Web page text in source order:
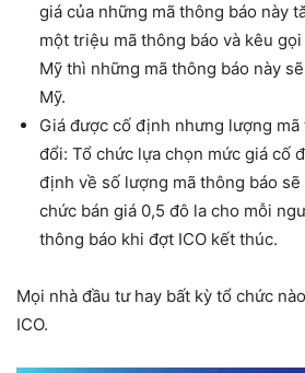
giá của những mã thông báo này
một triệu mã thông báo và kêu
Mỹ thì những mã thông báo này
Mỹ.
Giá được cố định nhưng lượng
đổi: Tổ chức lựa chọn mức giá cố
định về số lượng mã thông báo
chức bán giá 0,5 đô la cho mỗi
thông báo khi đợt ICO kết thúc.
Mọi nhà đầu tư hay bất kỳ tổ chức
ICO.